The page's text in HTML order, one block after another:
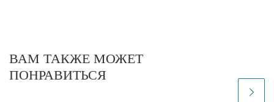
ВАМ ТАКЖЕ МОЖЕТ
ПОНРАВИТЬСЯ